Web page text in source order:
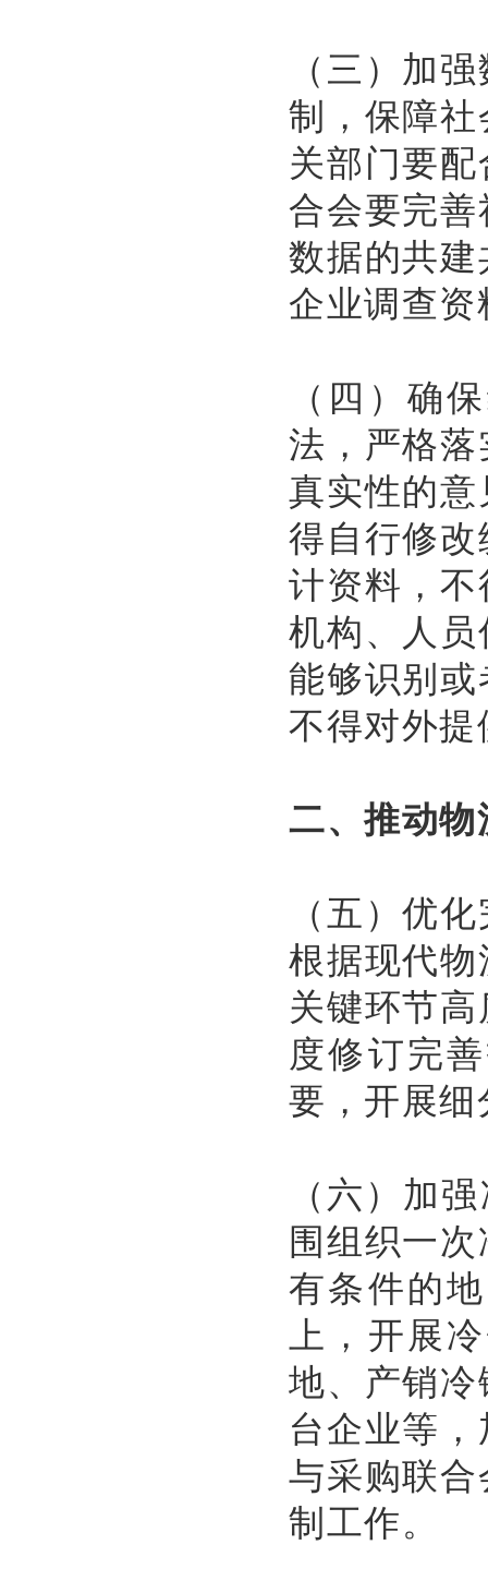
（三）加
制，保障
关部门要
合会要完
数据的共
企业调查资
（四）确
法，严格
真实性的
得自行修
计资料，
机构、人
能够识别
不得对外
二、推动
（五）优
根据现代
关键环节
度修订完
要，开展
（六）加
围组织一
有条件的
上，开展
地、产销
台企业等
与采购联
制工作。